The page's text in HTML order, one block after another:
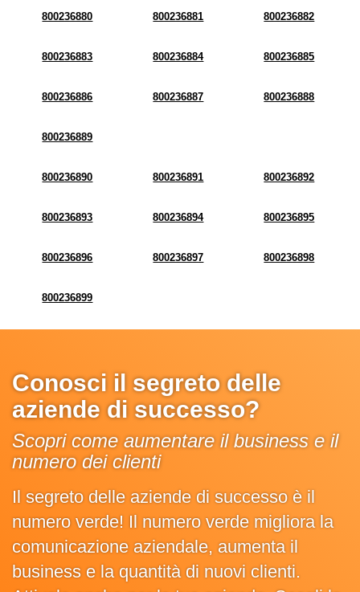
800236880 800236881 800236882
800236883 800236884 800236885
800236886 800236887 800236888
800236889
800236890 800236891 800236892
800236893 800236894 800236895
800236896 800236897 800236898
800236899
Conosci il segreto delle
aziende di successo?
Scopri come aumentare il business e il
numero dei clienti
Il segreto delle aziende di successo è il
numero verde! Il numero verde migliora la
comunicazione aziendale, aumenta il
business e la quantità di nuovi clienti.